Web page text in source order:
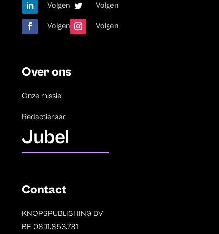
Volgen Volgen
Volgen Volgen
Over ons
Onze missie
Redactieraad
Jubel
Contact
KNOPSPUBLISHING BV
BE 0891.853.731